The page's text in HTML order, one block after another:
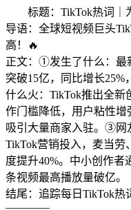
标题：TikTok热词｜
导语：全球短视频巨头
高！🔥
正文：①发生了什么：最
突破15亿，同比增长
什么火：TikTok推出全新
作门槛降低，用户粘性增
吸引大量商家入驻。③网
TikTok营销投入，麦当劳
度提升40%。中小创作
条视频最高播放量破亿。
结尾：追踪每日TikTok热
————